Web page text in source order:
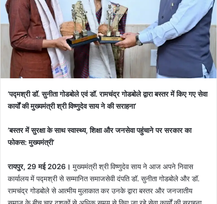
’पद्मश्री डॉ. सुनीता गोडबोले एवं डॉ. रामचंद्र गोडबोले द्वारा बस्तर में किए गए सेवा
कार्यों की मुख्यमंत्री श्री विष्णुदेव साय ने की सराहना’
’बस्तर में सुरक्षा के साथ स्वास्थ्य, शिक्षा और जनसेवा पहुंचाने पर सरकार का
फोकस: मुख्यमंत्री’
रायपुर, 29 मई 2026।मुख्यमंत्री श्री विष्णुदेव साय ने आज अपने निवास
कार्यालय में पद्मश्री से सम्मानित समाजसेवी दंपति डॉ. सुनीता गोडबोले और डॉ.
रामचंद्र गोडबोले से आत्मीय मुलाकात कर उनके द्वारा बस्तर और जनजातीय